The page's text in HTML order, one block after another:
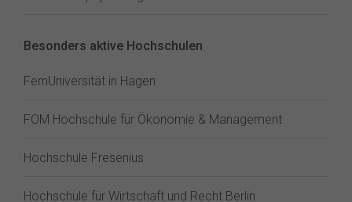
Besonders aktive Hochschulen
FernUniversität in Hagen
FOM Hochschule für Ökonomie & Management
Hochschule Fresenius
Hochschule für Wirtschaft und Recht Berlin